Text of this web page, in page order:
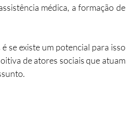
médica, a formação de
se existe um potencial para isso
de atores sociais que atuam